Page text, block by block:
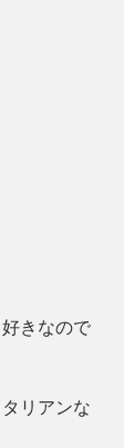
きなので
リアンな